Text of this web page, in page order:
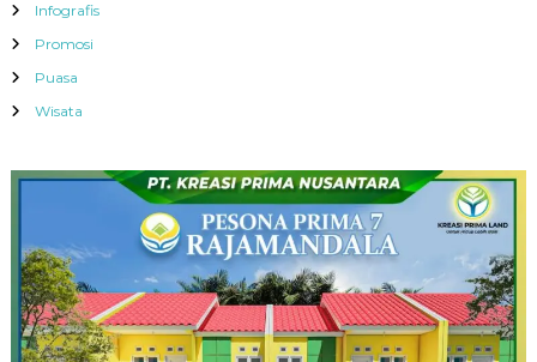
Infografis
Promosi
Puasa
Wisata